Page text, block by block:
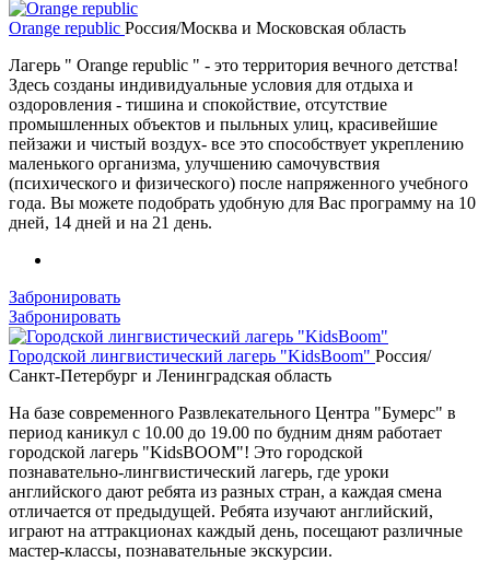
Orange republic Россия/Москва и Московская область
Лагерь " Orange republic " - это территория вечного детства!
Здесь созданы индивидуальные условия для отдыха и
оздоровления - тишина и спокойствие, отсутствие
промышленных объектов и пыльных улиц, красивейшие
пейзажи и чистый воздух- все это способствует укреплению
маленького организма, улучшению самочувствия
(психического и физического) после напряженного учебного
года. Вы можете подобрать удобную для Вас программу на 10
дней, 14 дней и на 21 день.
Забронировать
Забронировать
Городской лингвистический лагерь "KidsBoom" Россия/
Санкт-Петербург и Ленинградская область
На базе современного Развлекательного Центра "Бумерс" в
период каникул с 10.00 до 19.00 по будним дням работает
городской лагерь "KidsBOOM"! Это городской
познавательно-лингвистический лагерь, где уроки
английского дают ребята из разных стран, а каждая смена
отличается от предыдущей. Ребята изучают английский,
играют на аттракционах каждый день, посещают различные
мастер-классы, познавательные экскурсии.